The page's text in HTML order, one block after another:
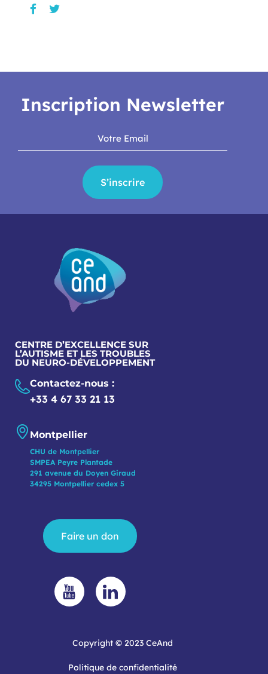
Inscription Newsletter
S’inscrire
CENTRE D’EXCELLENCE SUR
L’AUTISME ET LES TROUBLES
DU NEURO-DÉVELOPPEMENT
Contactez-nous :
+33 4 67 33 21 13
Montpellier
CHU de Montpellier
SMPEA Peyre Plantade
291 avenue du Doyen Giraud
34295 Montpellier cedex 5
Faire un don
Copyright © 2023 CeAnd
Politique de confidentialité